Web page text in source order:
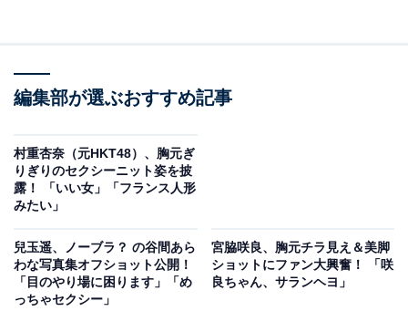
編集部が選ぶおすすめ記事
村重杏奈（元HKT48）、胸元ぎ
りぎりのセクシーニット姿を披
露！ 「いい女」「フランス人形
みたい」
兒玉遥、ノーブラ？ の谷間あら
わな写真集オフショット公開！
「目のやり場に困ります」「め
っちゃセクシー」
宮脇咲良、胸元チラ見え＆美脚
ショットにファン大興奮！ 「咲
良ちゃん、サランヘヨ」